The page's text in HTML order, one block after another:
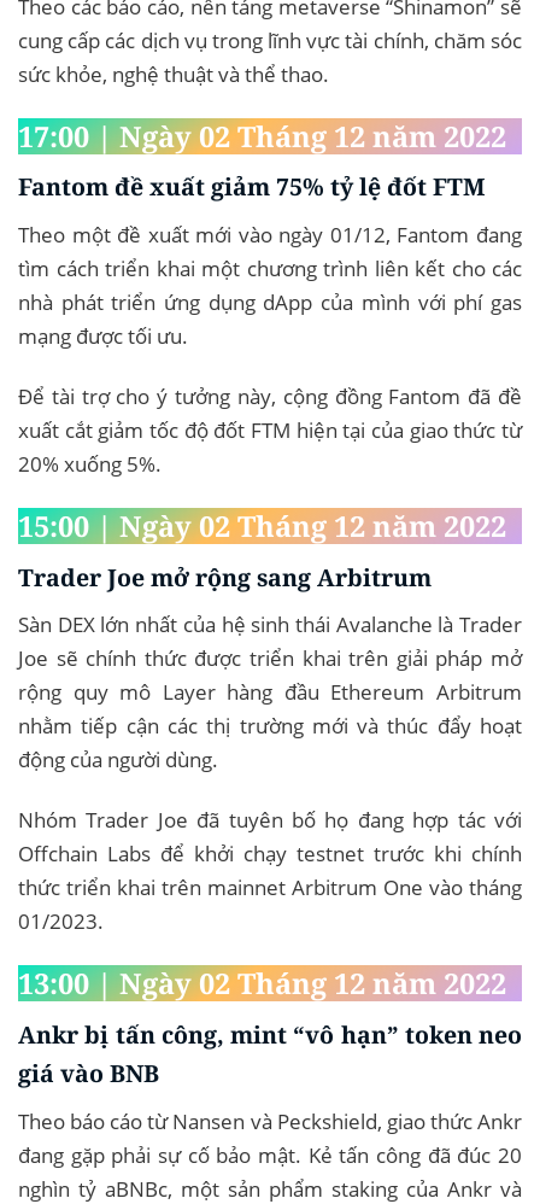
Theo các báo cáo, nền tảng metaverse “Shinamon” sẽ
cung cấp các dịch vụ trong lĩnh vực tài chính, chăm sóc
sức khỏe, nghệ thuật và thể thao.
17:00 | Ngày 02 Tháng 12 năm 2022
Fantom đề xuất giảm 75% tỷ lệ đốt FTM
Theo một đề xuất mới vào ngày 01/12, Fantom đang
tìm cách triển khai một chương trình liên kết cho các
nhà phát triển ứng dụng dApp của mình với phí gas
mạng được tối ưu.
Để tài trợ cho ý tưởng này, cộng đồng Fantom đã đề
xuất cắt giảm tốc độ đốt FTM hiện tại của giao thức từ
20% xuống 5%.
15:00 | Ngày 02 Tháng 12 năm 2022
Trader Joe mở rộng sang Arbitrum
Sàn DEX lớn nhất của hệ sinh thái Avalanche là Trader
Joe sẽ chính thức được triển khai trên giải pháp mở
rộng quy mô Layer hàng đầu Ethereum Arbitrum
nhằm tiếp cận các thị trường mới và thúc đẩy hoạt
động của người dùng.
Nhóm Trader Joe đã tuyên bố họ đang hợp tác với
Offchain Labs để khởi chạy testnet trước khi chính
thức triển khai trên mainnet Arbitrum One vào tháng
01/2023.
13:00 | Ngày 02 Tháng 12 năm 2022
Ankr bị tấn công, mint “vô hạn” token neo
giá vào BNB
Theo báo cáo từ Nansen và Peckshield, giao thức Ankr
đang gặp phải sự cố bảo mật. Kẻ tấn công đã đúc 20
nghìn tỷ aBNBc, một sản phẩm staking của Ankr và